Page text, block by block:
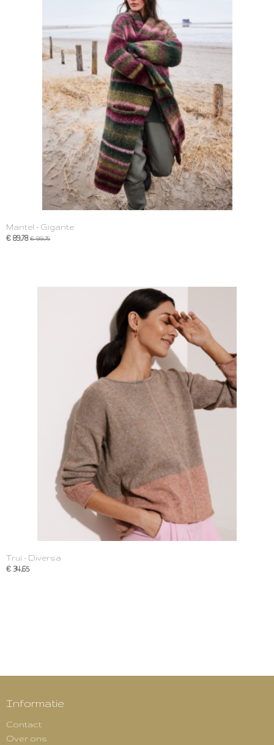
Mantel - Gigante
€ 89,78 € 99,75
Trui - Diversa
€ 34,65
Informatie
Contact
Over ons